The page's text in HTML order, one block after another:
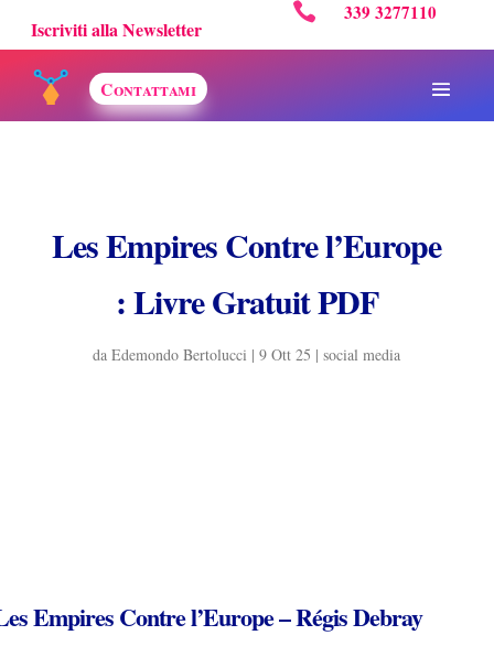
Contattami
Iscriviti alla Newsletter
 339 3277110
Les Empires Contre l’Europe
: Livre Gratuit PDF
daEdemondo Bertolucci |9 Ott 25 |social media
Empires Contre l’Europe – Régis Debray